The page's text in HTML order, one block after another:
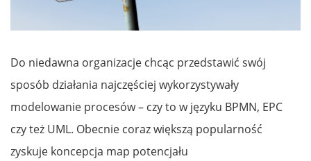
Do niedawna organizacje chcąc przedstawić swój
sposób działania najczęściej wykorzystywały
modelowanie procesów – czy to w języku BPMN, EPC
czy też UML. Obecnie coraz większą popularność
zyskuje koncepcja map potencjału